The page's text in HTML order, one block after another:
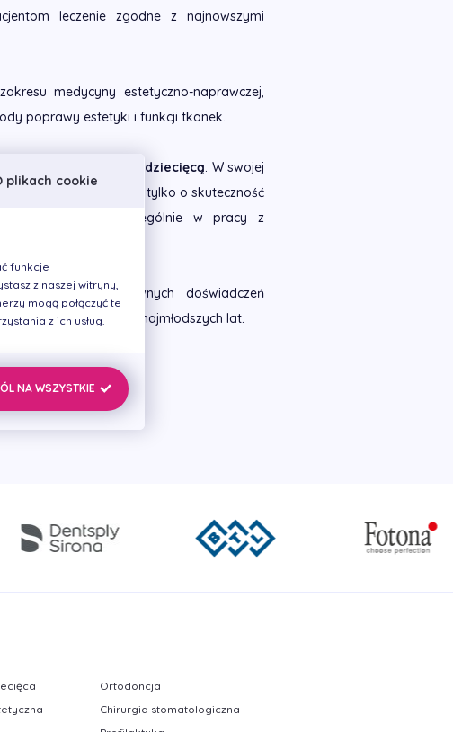
leczenie zgodne z najnowszymi
medycyny estetyczno-naprawczej,
poprawy estetyki i funkcji tkanek.
oraz stomatologią dziecięcą. W swojej
pacjenta, dbając nie tylko o skuteczność
– szczególnie w pracy z
pozytywnych doświadczeń
nawyki już od najmłodszych lat.
zabiegi
Ortodoncja
Chirurgia stomatologiczna
plikach cookie
funkcje
z naszej witryny,
mogą połączyć te
z ich usług.
NA WSZYSTKIE